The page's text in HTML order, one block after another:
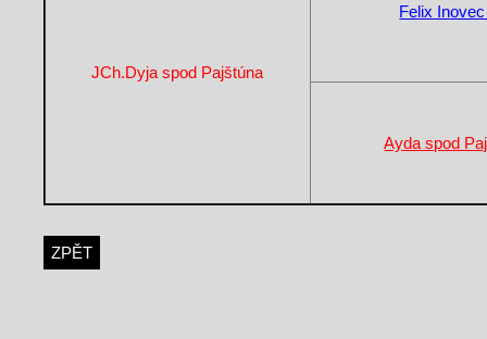
JCh.Dyja spod Pajštúna
Felix
Ayda spod
ZPĚT